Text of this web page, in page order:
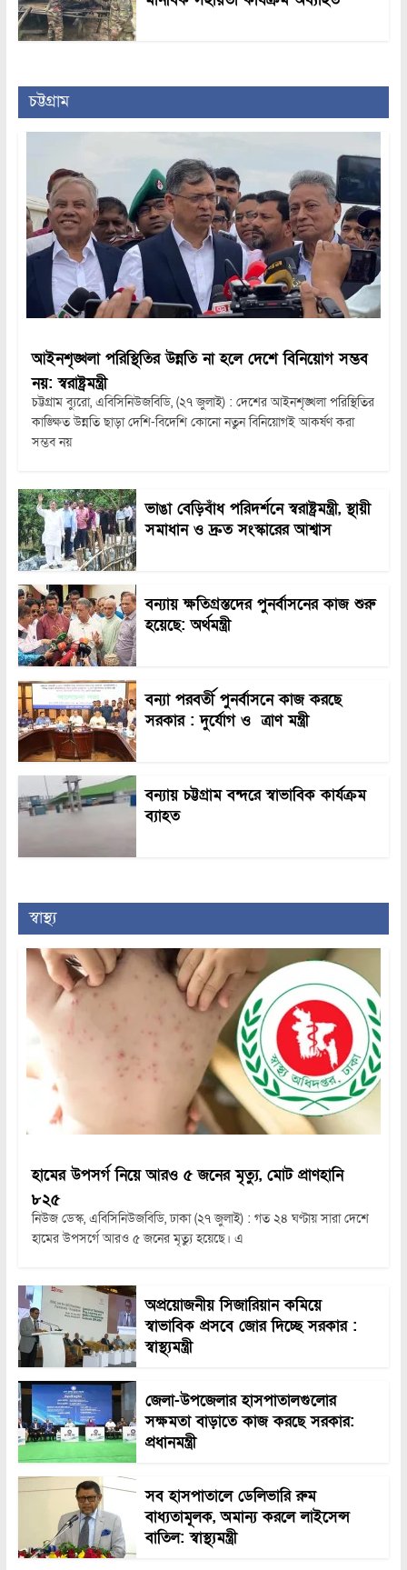
চট্টগ্রাম
আইনশৃঙ্খলা পরিস্থিতির উন্নতি না হলে দেশে বিনিয়োগ সম্ভব
নয়: স্বরাষ্ট্রমন্ত্রী
চট্টগ্রাম ব্যুরো, এবিসিনিউজবিডি, (২৭ জুলাই) : দেশের আইনশৃঙ্খলা পরিস্থিতির
কাঙ্ক্ষিত উন্নতি ছাড়া দেশি-বিদেশি কোনো নতুন বিনিয়োগই আকর্ষণ করা
সম্ভব নয়
ভাঙা বেড়িবাঁধ পরিদর্শনে স্বরাষ্ট্রমন্ত্রী, স্থায়ী
সমাধান ও দ্রুত সংস্কারের আশ্বাস
বন্যায় ক্ষতিগ্রস্তদের পুনর্বাসনের কাজ শুরু
হয়েছে: অর্থমন্ত্রী
বন্যা পরবর্তী পুনর্বাসনে কাজ করছে
সরকার : দুর্যোগ ও ত্রাণ মন্ত্রী
বন্যায় চট্টগ্রাম বন্দরে স্বাভাবিক কার্যক্রম
ব্যাহত
স্বাস্থ্য
হামের উপসর্গ নিয়ে আরও ৫ জনের মৃত্যু, মোট প্রাণহানি
৮২৫
নিউজ ডেস্ক, এবিসিনিউজবিডি, ঢাকা (২৭ জুলাই) : গত ২৪ ঘণ্টায় সারা দেশে
হামের উপসর্গে আরও ৫ জনের মৃত্যু হয়েছে। এ
অপ্রয়োজনীয় সিজারিয়ান কমিয়ে
স্বাভাবিক প্রসবে জোর দিচ্ছে সরকার :
স্বাস্থ্যমন্ত্রী
জেলা-উপজেলার হাসপাতালগুলোর
সক্ষমতা বাড়াতে কাজ করছে সরকার:
প্রধানমন্ত্রী
সব হাসপাতালে ডেলিভারি রুম
বাধ্যতামূলক, অমান্য করলে লাইসেন্স
বাতিল: স্বাস্থ্যমন্ত্রী